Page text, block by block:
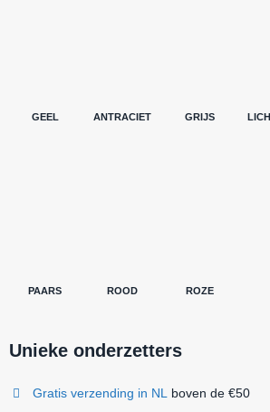
GEEL ANTRACIET GRIJS
PAARS ROOD ROZE
Unieke onderzetters
Gratis verzending in NL boven de €50